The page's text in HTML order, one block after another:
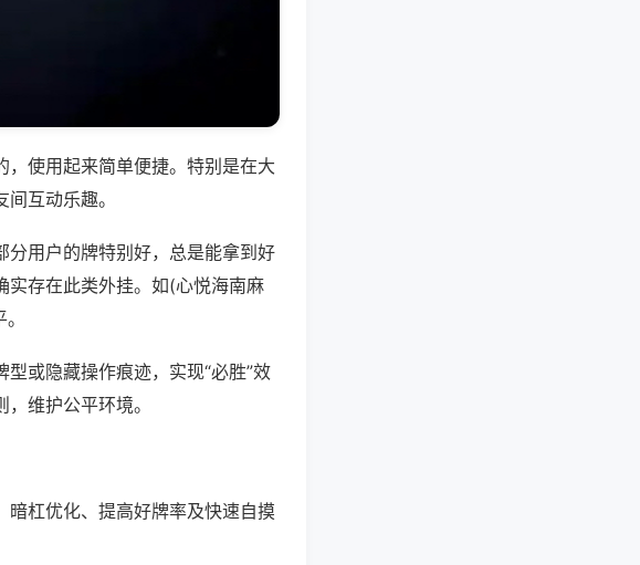
使用起来简单便捷。特别是在大
互动乐趣。
分用户的牌特别好，总是能拿到好
实存在此类外挂。如(心悦海南麻
或隐藏操作痕迹，实现“必胜”效
维护公平环境。
杠优化、提高好牌率及快速自摸